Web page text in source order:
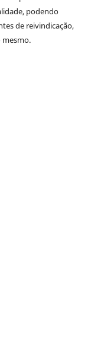
podendo
de reivindicação,
mesmo.